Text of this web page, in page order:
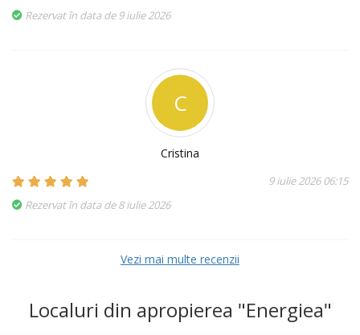
Rezervat în data de 9 iulie 2026
C
Cristina
9 iulie 2026 06:15
Rezervat în data de 8 iulie 2026
Vezi mai multe recenzii
Localuri din apropierea "Energiea"